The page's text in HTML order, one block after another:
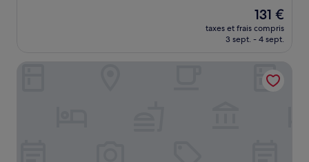
Le
nouveau
prix
de
131 €
131 €
taxes et frais compris
3 sept. - 4 sept.